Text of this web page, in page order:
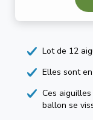
Lot de 12
Elles sont
Ces
ballon se